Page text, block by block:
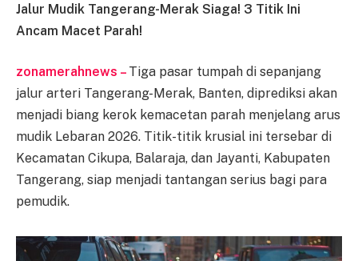
Jalur Mudik Tangerang-Merak Siaga! 3 Titik Ini
Ancam Macet Parah!
zonamerahnews – Tiga pasar tumpah di sepanjang
jalur arteri Tangerang-Merak, Banten, diprediksi akan
menjadi biang kerok kemacetan parah menjelang arus
mudik Lebaran 2026. Titik-titik krusial ini tersebar di
Kecamatan Cikupa, Balaraja, dan Jayanti, Kabupaten
Tangerang, siap menjadi tantangan serius bagi para
pemudik.